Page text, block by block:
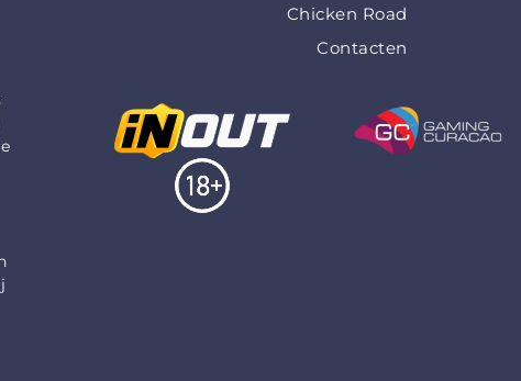
Chicken Road
Contacten